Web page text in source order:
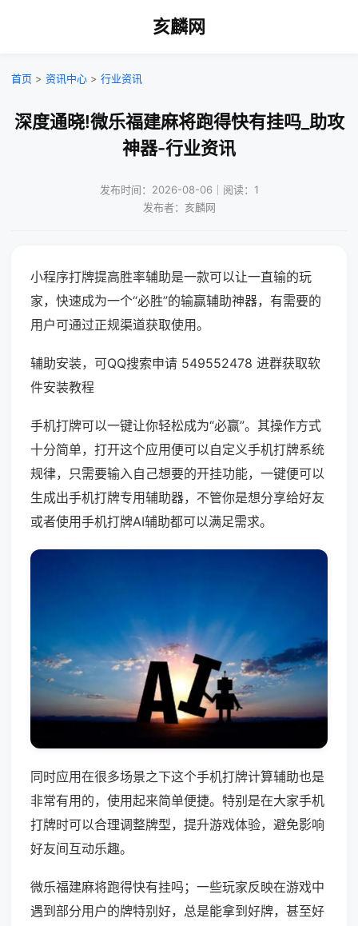
亥麟网
首页 > 资讯中心 > 行业资讯
深度通晓!微乐福建麻将跑得快有挂吗_助攻
神器-行业资讯
发布时间：2026-08-06｜阅读：1
发布者：亥麟网
小程序打牌提高胜率辅助是一款可以让一直输的玩
家，快速成为一个“必胜”的输赢辅助神器，有需要的
用户可通过正规渠道获取使用。
辅助安装，可QQ搜索申请 549552478 进群获取软
件安装教程
手机打牌可以一键让你轻松成为“必赢”。其操作方式
十分简单，打开这个应用便可以自定义手机打牌系统
规律，只需要输入自己想要的开挂功能，一键便可以
生成出手机打牌专用辅助器，不管你是想分享给好友
或者使用手机打牌AI辅助都可以满足需求。
同时应用在很多场景之下这个手机打牌计算辅助也是
非常有用的，使用起来简单便捷。特别是在大家手机
打牌时可以合理调整牌型，提升游戏体验，避免影响
好友间互动乐趣。
微乐福建麻将跑得快有挂吗；一些玩家反映在游戏中
遇到部分用户的牌特别好，总是能拿到好牌，甚至好